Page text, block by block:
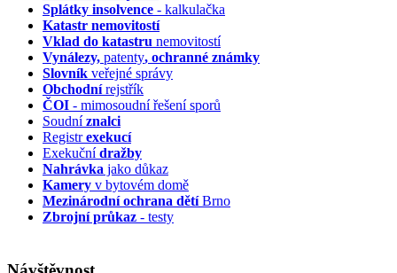
Splátky insolvence - kalkulačka
Katastr nemovitostí
Vklad do katastru nemovitostí
Vynálezy, patenty, ochranné známky
Slovník veřejné správy
Obchodnírejstřík
ČOI - mimosoudní řešení sporů
Soudníznalci
Registrexekucí
Exekučnídražby
Nahrávka jako důkaz
Kamery v bytovém domě
Mezinárodní ochrana dětíBrno
Zbrojní průkaz - testy